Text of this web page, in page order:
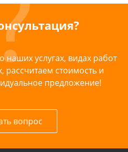
услугах, видах работ
рассчитаем стоимость и
предложение!
вопрос